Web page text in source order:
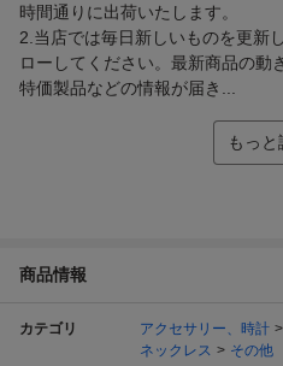
時間通りに出荷いたします。
2.当店では毎日新しいものを更新
ローしてください。最新商品の動
特価製品などの情報が届き...
もっと
商品情報
カテゴリ アクセサリー、時計
ネックレス
その他